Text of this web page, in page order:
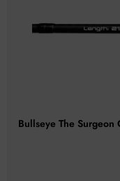
Bullseye The Surgeon